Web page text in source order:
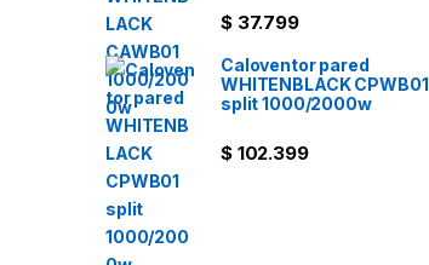
$37.799
Caloventor pared
WHITENBLACK CPWB01
split 1000/2000w
$102.399